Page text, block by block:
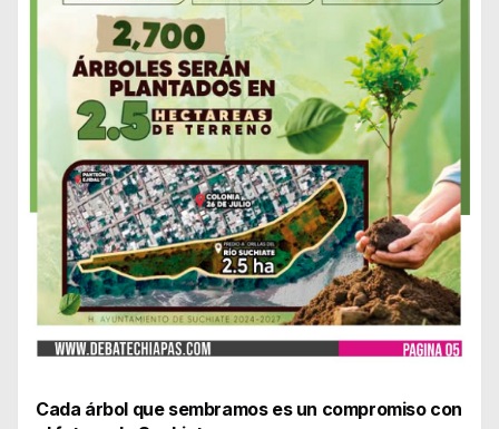
Cada árbol que sembramos es un compromiso con